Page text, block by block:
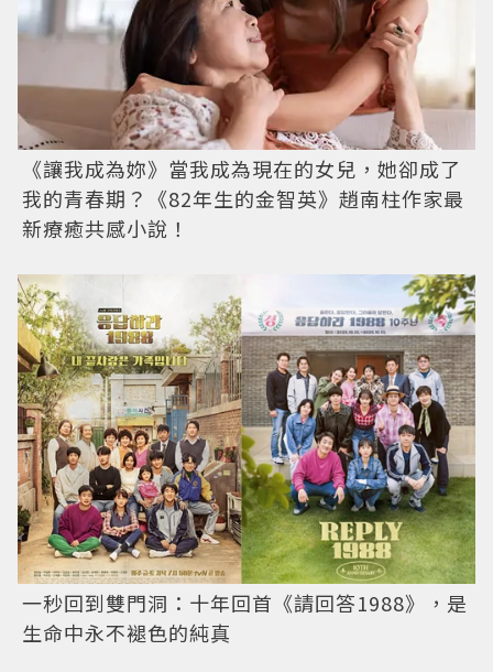
《讓我成為妳》當我成為現在的女兒，她卻成了
我的青春期？《82年生的金智英》趙南柱作家最
新療癒共感小說！
一秒回到雙門洞：十年回首《請回答1988》，是
生命中永不褪色的純真